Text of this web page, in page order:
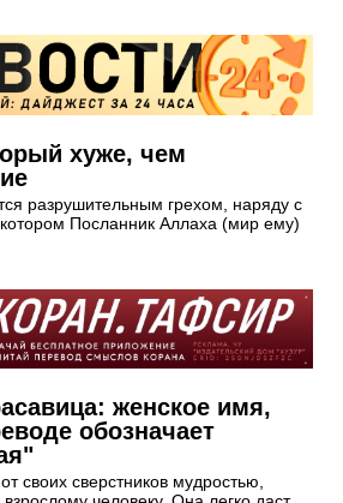
хуже, чем
разрушительным грехом, наряду с
Посланник Аллаха (мир ему)
женское имя,
обозначает
своих сверстников мудростью,